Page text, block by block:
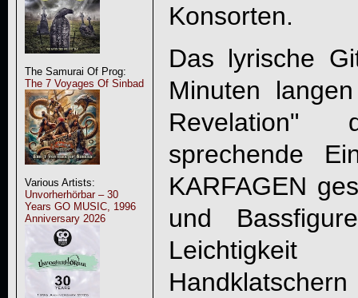
The Samurai Of Prog:
The 7 Voyages Of Sinbad
Various Artists:
Unvorherhörbar – 30
Years GO MUSIC, 1996
Anniversary 2026
Konsorten.
Das lyrische
Minuten
sprechende
KARFAGEN
und